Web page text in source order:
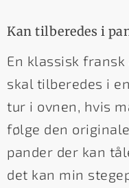
Kan tilberedes i
En klassisk
skal tilberedes i
tur i ovnen, hvis
følge den
pander der kan
det kan min